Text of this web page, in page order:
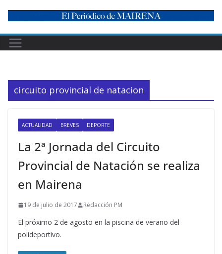
content
circuito provincial de natacion
ACTUALIDAD BREVES DEPORTE
La 2ª Jornada del Circuito
Provincial de Natación se realiza
en Mairena
19 de julio de 2017 Redacción PM
El próximo 2 de agosto en la piscina de verano del
polideportivo.